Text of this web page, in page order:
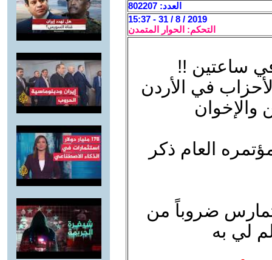
العدد: 802207
2019 / 8 / 31 - 15:37
التحكم: الحوار المتمدن
ساعتين !!
في الأردن
والإخوان
العام ذكر
تمارس ضروباً من
لي به